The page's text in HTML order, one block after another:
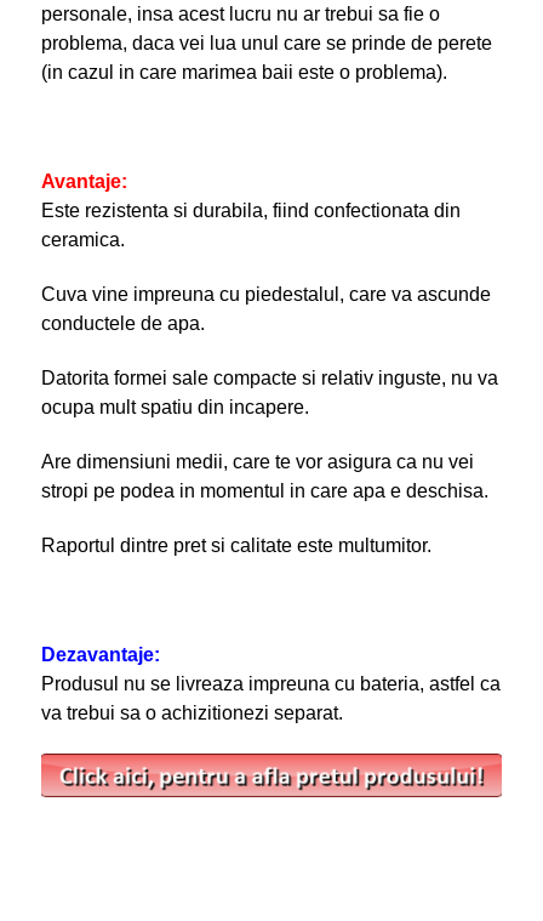
personale, insa acest lucru nu ar trebui sa fie o
problema, daca vei lua unul care se prinde de perete
(in cazul in care marimea baii este o problema).
Avantaje:
Este rezistenta si durabila, fiind confectionata din
ceramica.
Cuva vine impreuna cu piedestalul, care va ascunde
conductele de apa.
Datorita formei sale compacte si relativ inguste, nu va
ocupa mult spatiu din incapere.
Are dimensiuni medii, care te vor asigura ca nu vei
stropi pe podea in momentul in care apa e deschisa.
Raportul dintre pret si calitate este multumitor.
Dezavantaje:
Produsul nu se livreaza impreuna cu bateria, astfel ca
va trebui sa o achizitionezi separat.